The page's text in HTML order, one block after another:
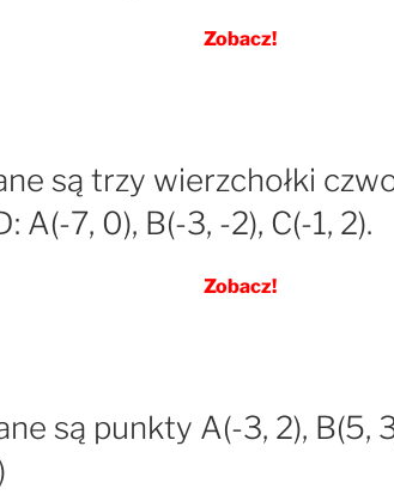
Zobacz!
są trzy wierzchołki
A(-7, 0), B(-3, -2), C(-1, 2).
Zobacz!
są punkty A(-3, 2), B(5,